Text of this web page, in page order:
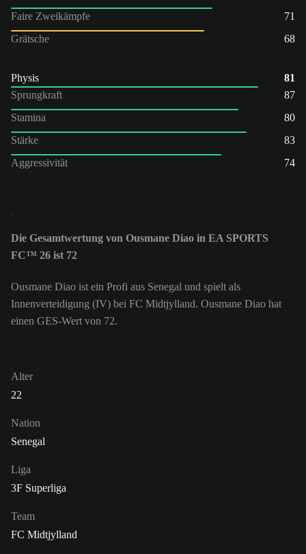
Faire Zweikämpfe
71
Grätsche
68
Physis
81
Sprungkraft
87
Stamina
80
Stärke
83
Aggressivität
74
Die Gesamtwertung von Ousmane Diao in EA SPORTS
FC™ 26 ist 72
Ousmane Diao ist ein Profi aus Senegal und spielt als
Innenverteidigung (IV) bei FC Midtjylland. Ousmane Diao hat
einen GES-Wert von 72.
Alter
22
Nation
Senegal
Liga
3F Superliga
Team
FC Midtjylland